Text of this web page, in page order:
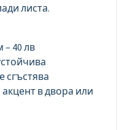
листа.
– 40 лв
сгъстява
акцент в двора или